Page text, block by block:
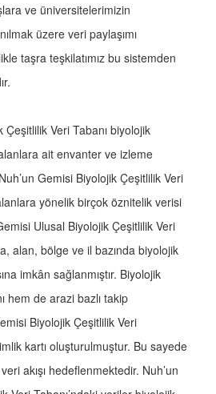
ve üniversitelerimizin
üzere veri paylaşımı
taşra teşkilatımız bu sistemden
Çeşitlilik Veri Tabanı biyolojik
ait envanter ve izleme
Gemisi Biyolojik Çeşitlilik Veri
yönelik birçok öznitelik verisi
Ulusal Biyolojik Çeşitlilik Veri
alan, bölge ve il bazında biyolojik
imkân sağlanmıştır. Biyolojik
hem de arazi bazlı takip
Biyolojik Çeşitlilik Veri
kartı oluşturulmuştur. Bu sayede
akışı hedeflenmektedir. Nuh’un